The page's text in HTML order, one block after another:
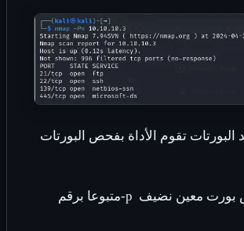
البورتات تقوم الأداة بفحص البورتات
بورت معين نضيف -pمتبوعا برقم